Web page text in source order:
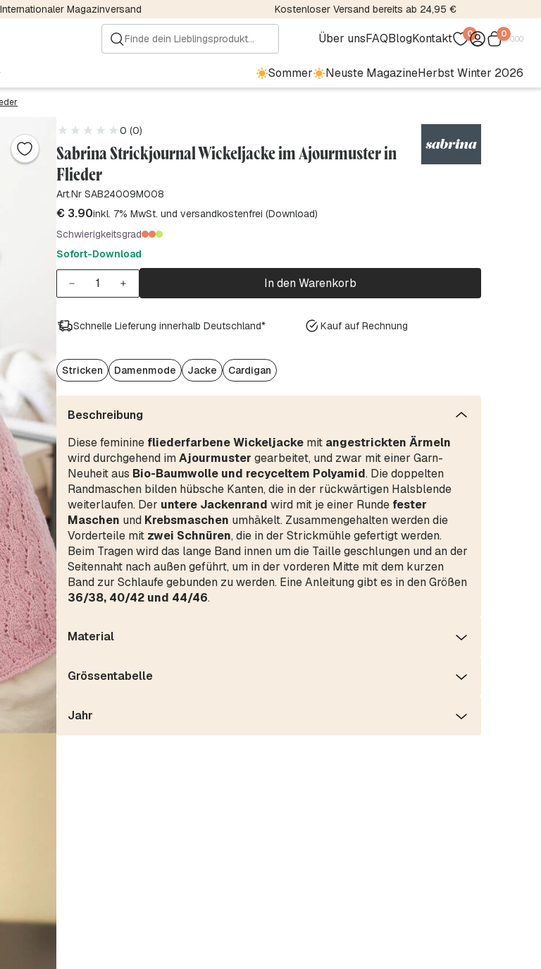
Internationaler Magazinversand Kostenloser Versand bereits ab 24,95 €
Über unsFAQBlogKontakt 0 0€0.00
Sommer Neuste MagazineHerbst Winter 2026
0 (0)
Sabrina Strickjournal Wickeljacke im Ajourmuster in
Flieder
Art.Nr SAB24009M008
€3.90inkl. 7% MwSt. und versandkostenfrei (Download)
Schwierigkeitsgrad
Sofort-Download
In den Warenkorb
Schnelle Lieferung innerhalb Deutschland* Kauf auf Rechnung
Stricken Damenmode Jacke Cardigan
Beschreibung
Diese feminine fliederfarbeneWickeljackemit angestrickten Ärmeln
wird durchgehend imAjourmuster gearbeitet, und zwar mit einer Garn-
Neuheit aus Bio-Baumwolle und recyceltem Polyamid. Die doppelten
Randmaschen bilden hübsche Kanten, die in der rückwärtigen Halsblende
weiterlaufen. Der untere Jackenrand wird mit je einer Runde fester
Maschen und Krebsmaschen umhäkelt. Zusammengehalten werden die
Vorderteile mitzwei Schnüren, die in der Strickmühle gefertigt werden.
Beim Tragen wird das lange Band innen um die Taille geschlungen und an der
Seitennaht nach außen geführt, um in der vorderen Mitte mit dem kurzen
Band zur Schlaufe gebunden zu werden. Eine Anleitung gibt es in den Größen
36/38, 40/42 und 44/46.
Material
Grössentabelle
Jahr